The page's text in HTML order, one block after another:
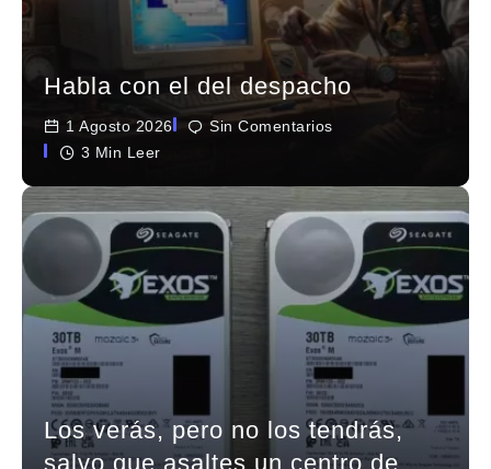
Habla con el del despacho
1 Agosto 2026
Sin Comentarios
3 Min Leer
Los verás, pero no los tendrás,
salvo que asaltes un centro de